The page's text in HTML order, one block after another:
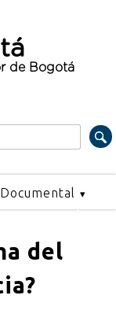
de Bogotá
de búsqueda
del